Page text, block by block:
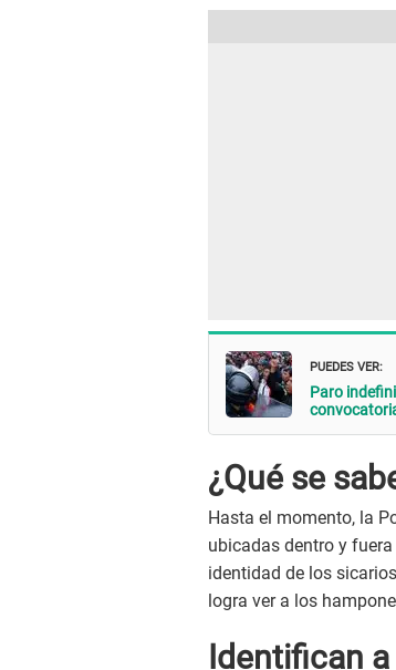
PUEDES VER:
Paro
¿Qué se
Hasta el momento, la
ubicadas dentro y
identidad de los
logra ver a los
Identifican